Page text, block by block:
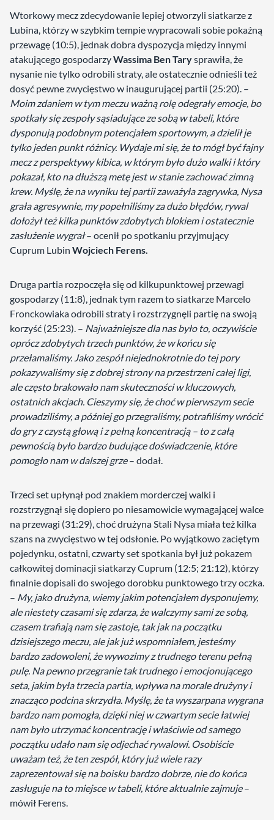
Wtorkowy mecz zdecydowanie lepiej otworzyli siatkarze z
Lubina, którzy w szybkim tempie wypracowali sobie pokaźną
przewagę (10:5), jednak dobra dyspozycja między innymi
atakującego gospodarzyWassima Ben Tarysprawiła, że
nysanie nie tylko odrobili straty, ale ostatecznie odnieśli też
dosyć pewne zwycięstwo w inaugurującej partii (25:20). –
Moim zdaniem w tym meczu ważną rolę odegrały emocje, bo
spotkały się zespoły sąsiadujące ze sobą w tabeli, które
dysponują podobnym potencjałem sportowym, a dzielił je
tylko jeden punkt różnicy. Wydaje mi się, że to mógł być fajny
mecz z perspektywy kibica, w którym było dużo walki i który
pokazał, kto na dłuższą metę jest w stanie zachować zimną
krew. Myślę, że na wyniku tej partii zaważyła zagrywka, Nysa
grała agresywnie, my popełniliśmy za dużo błędów, rywal
dołożył też kilka punktów zdobytych blokiem i ostatecznie
zasłużenie wygrał– ocenił po spotkaniu przyjmujący
Cuprum Lubin Wojciech Ferens.
Druga partia rozpoczęła się od kilkupunktowej przewagi
gospodarzy (11:8), jednak tym razem to siatkarze Marcelo
Fronckowiaka odrobili straty i rozstrzygnęli partię na swoją
korzyść (25:23). – Najważniejsze dla nas było to, oczywiście
oprócz zdobytych trzech punktów, że w końcu się
przełamaliśmy. Jako zespół niejednokrotnie do tej pory
pokazywaliśmy się z dobrej strony na przestrzeni całej ligi,
ale często brakowało nam skuteczności w kluczowych,
ostatnich akcjach. Cieszymy się, że choć w pierwszym secie
prowadziliśmy, a później go przegraliśmy, potrafiliśmy wrócić
do gry z czystą głową i z pełną koncentracją – to z całą
pewnością było bardzo budujące doświadczenie, które
pomogło nam w dalszej grze– dodał.
Trzeci set upłynął pod znakiem morderczej walki i
rozstrzygnął się dopiero po niesamowicie wymagającej walce
na przewagi (31:29), choć drużyna Stali Nysa miała też kilka
szans na zwycięstwo w tej odsłonie. Po wyjątkowo zaciętym
pojedynku, ostatni, czwarty set spotkania był już pokazem
całkowitej dominacji siatkarzy Cuprum (12:5; 21:12), którzy
finalnie dopisali do swojego dorobku punktowego trzy oczka.
– My, jako drużyna, wiemy jakim potencjałem dysponujemy,
ale niestety czasami się zdarza, że walczymy sami ze sobą,
czasem trafiają nam się zastoje, tak jak na początku
dzisiejszego meczu, ale jak już wspomniałem, jesteśmy
bardzo zadowoleni, że wywozimy z trudnego terenu pełną
pulę. Na pewno przegranie tak trudnego i emocjonującego
seta, jakim była trzecia partia, wpływa na morale drużyny i
znacząco podcina skrzydła. Myślę, że ta wyszarpana wygrana
bardzo nam pomogła, dzięki niej w czwartym secie łatwiej
nam było utrzymać koncentrację i właściwie od samego
początku udało nam się odjechać rywalowi. Osobiście
uważam też, że ten zespół, który już wiele razy
zaprezentował się na boisku bardzo dobrze, nie do końca
zasługuje na to miejsce w tabeli, które aktualnie zajmuje–
mówił Ferens.